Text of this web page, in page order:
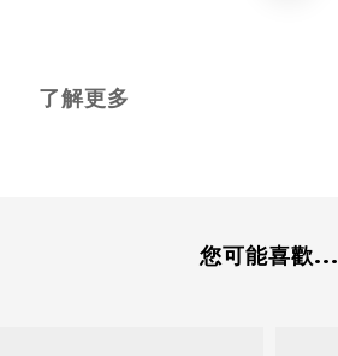
了解更多
您可能喜歡...